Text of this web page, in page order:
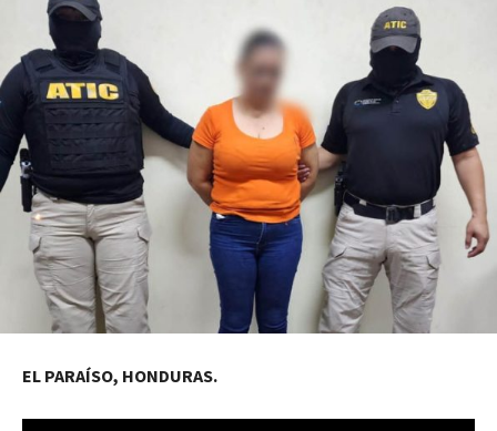
EL PARAÍSO, HONDURAS.